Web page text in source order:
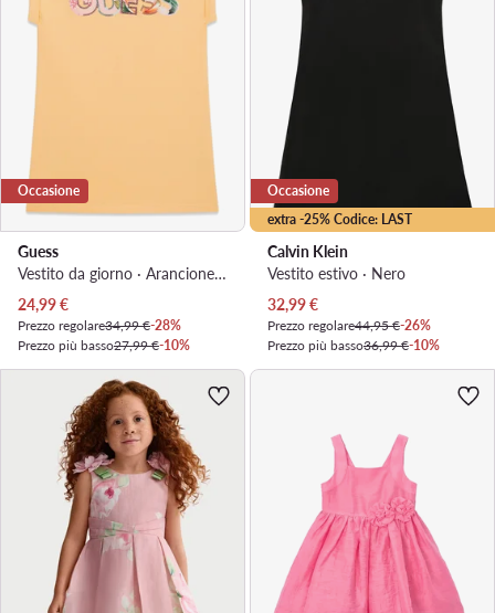
Occasione
Guess
Vestito da giorno · Arancione chiaro
Prezzo attuale
24,99€
Prezzo regolare34,99 €-28%
Prezzo più basso27,99 €-10%
extra -25% Codice: LAST
Occasione
Calvin Klein
Vestito estivo · Nero
Prezzo attuale
32,99€
Prezzo regolare44,95 €-26%
Prezzo più basso36,99 €-10%